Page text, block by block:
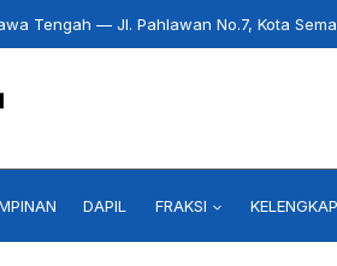
Tengah — Jl. Pahlawan No.7, Kota
DAPIL FRAKSI